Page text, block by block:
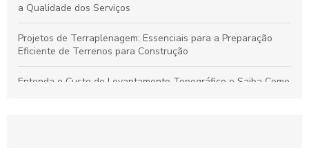
a Qualidade dos Serviços
Projetos de Terraplenagem: Essenciais para a Preparação
Eficiente de Terrenos para Construção
Entenda o Custo do Levantamento Topográfico e Saiba Como